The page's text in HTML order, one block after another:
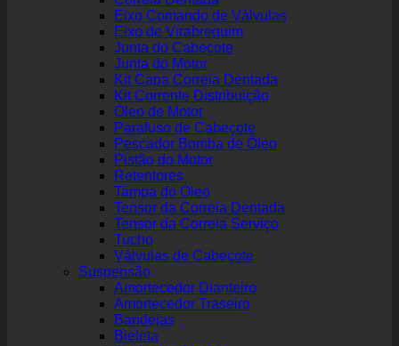
Eixo Comando de Válvulas
Eixo de Virabrequim
Junta do Cabeçote
Junta do Motor
Kit Capa Correia Dentada
Kit Corrente Distribuição
Óleo de Motor
Parafuso de Cabeçote
Pescador Bomba de Óleo
Pistão do Motor
Retentores
Tampa do Óleo
Tensor da Correia Dentada
Tensor da Correia Serviço
Tucho
Válvulas de Cabeçote
Suspensão
Amortecedor Dianteiro
Amortecedor Traseiro
Bandejas
Bieleta